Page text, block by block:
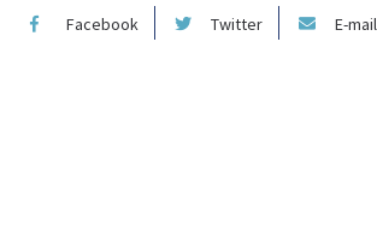
Facebook Twitter E-mail